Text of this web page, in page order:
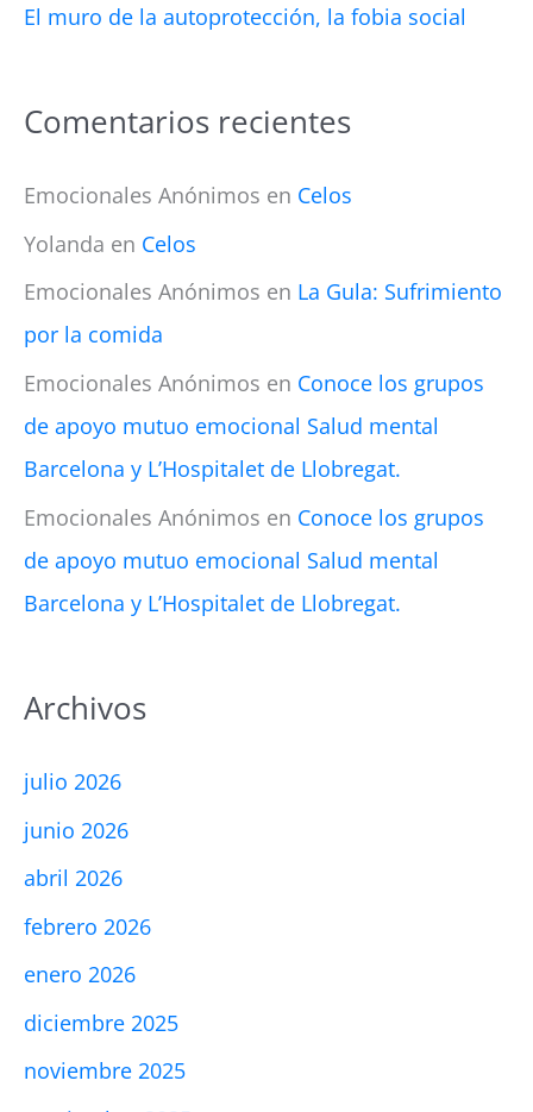
:El muro de la autoprotección, la fobia social
Comentarios recientes
Emocionales Anónimos en Celos
Yolanda en Celos
Emocionales Anónimos en La Gula: Sufrimiento
por la comida
Emocionales Anónimos en Conoce los grupos
de apoyo mutuo emocional Salud mental
Barcelona y L’Hospitalet de Llobregat.
Emocionales Anónimos en Conoce los grupos
de apoyo mutuo emocional Salud mental
Barcelona y L’Hospitalet de Llobregat.
Archivos
julio 2026
junio 2026
abril 2026
febrero 2026
enero 2026
diciembre 2025
noviembre 2025